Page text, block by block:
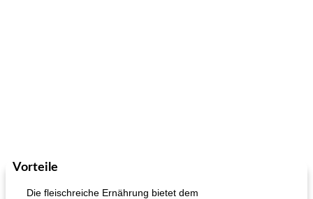
Vorteile
Die fleischreiche Ernährung bietet dem